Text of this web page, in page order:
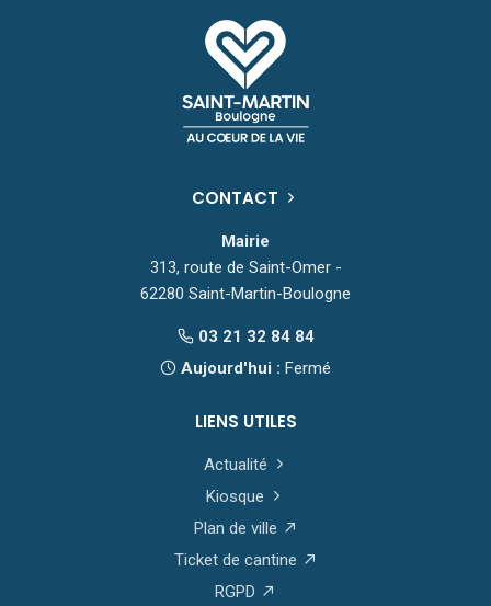
CONTACT
Mairie
313, route de Saint-Omer -
62280 Saint-Martin-Boulogne
03 21 32 84 84
Aujourd'hui : Fermé
LIENS UTILES
Actualité
Kiosque
Plan de ville
Ticket de cantine
RGPD